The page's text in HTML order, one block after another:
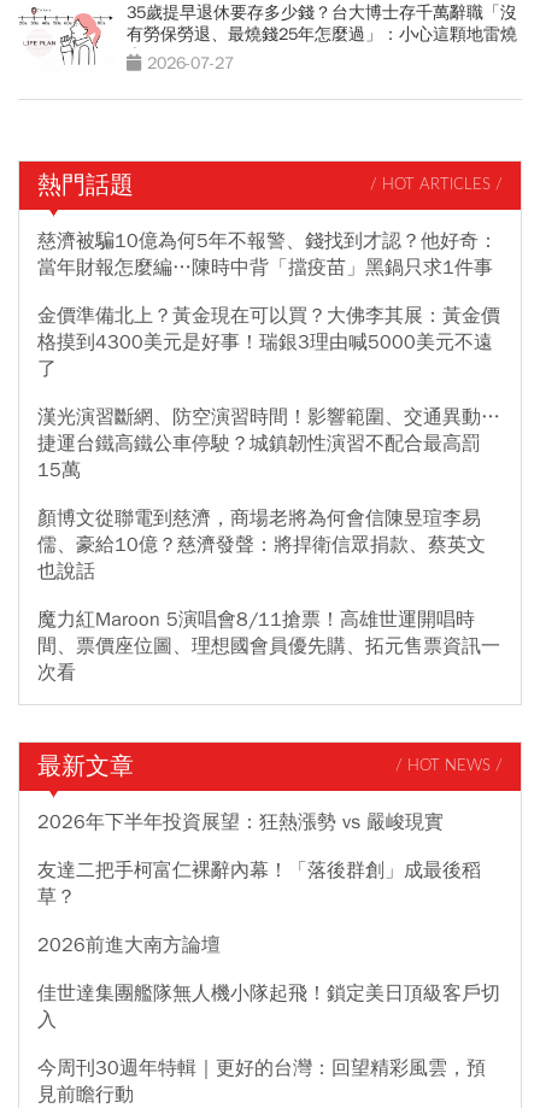
35歲提早退休要存多少錢？台大博士存千萬辭職「沒
有勞保勞退、最燒錢25年怎麼過」：小心這顆地雷燒
光存款
2026-07-27
熱門話題 / HOT ARTICLES /
慈濟被騙10億為何5年不報警、錢找到才認？他好奇：
當年財報怎麼編…陳時中背「擋疫苗」黑鍋只求1件事
金價準備北上？黃金現在可以買？大佛李其展：黃金價
格摸到4300美元是好事！瑞銀3理由喊5000美元不遠
了
漢光演習斷網、防空演習時間！影響範圍、交通異動…
捷運台鐵高鐵公車停駛？城鎮韌性演習不配合最高罰
15萬
顏博文從聯電到慈濟，商場老將為何會信陳昱瑄李易
儒、豪給10億？慈濟發聲：將捍衛信眾捐款、蔡英文
也說話
魔力紅Maroon 5演唱會8/11搶票！高雄世運開唱時
間、票價座位圖、理想國會員優先購、拓元售票資訊一
次看
最新文章 / HOT NEWS /
2026年下半年投資展望：狂熱漲勢 vs 嚴峻現實
友達二把手柯富仁裸辭內幕！「落後群創」成最後稻
草？
2026前進大南方論壇
佳世達集團艦隊無人機小隊起飛！鎖定美日頂級客戶切
入
今周刊30週年特輯｜更好的台灣：回望精彩風雲，預
見前瞻行動